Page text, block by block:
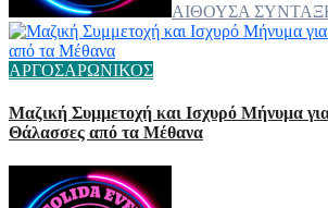
ΑΙΘΟΥΣΑ
ΑΡΓΟΣΑΡΩΝΙΚΟΣ
Μαζική Συμμετοχή και Ισχυρό Μήνυμα
Θάλασσες από τα Μέθανα